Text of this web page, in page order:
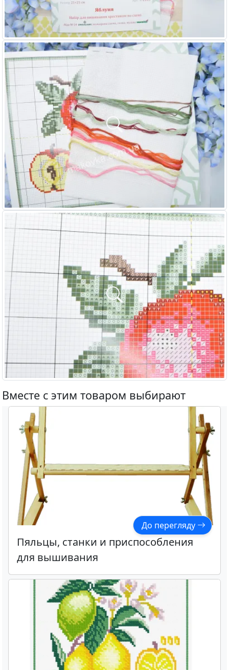
Вместе с этим товаром выбирают
До перегляду
Пяльцы, станки и приспособления
для вышивания